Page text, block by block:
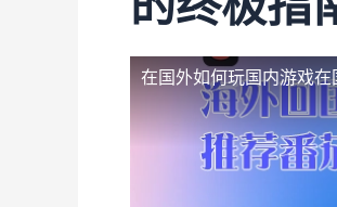
在国外如何玩国内游戏在